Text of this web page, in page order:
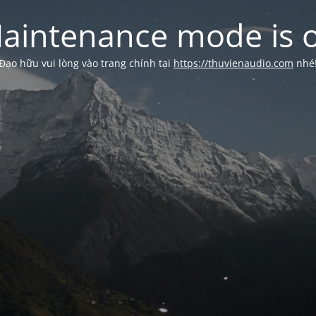
mode is
hữu vui lòng vào trang chính tại https://thuvienaudio.com